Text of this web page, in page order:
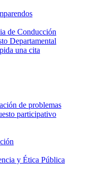
de Conducción
Departamental
una cita
de problemas
participativo​
y Ética Pública